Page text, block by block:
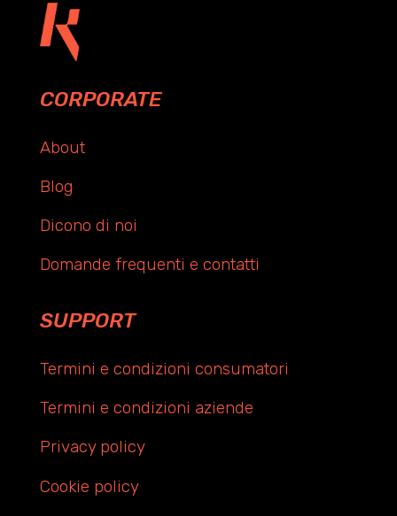
CORPORATE
About
Blog
Dicono di noi
Domande frequenti e contatti
SUPPORT
Termini e condizioni consumatori
Termini e condizioni aziende
Privacy policy
Cookie policy